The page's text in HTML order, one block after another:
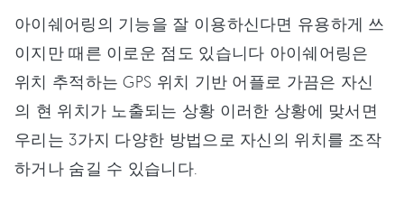
아이쉐어링의 기능을 잘 이용하신다면 유용하게 쓰
이지만 때른 이로운 점도 있습니다 아이쉐어링은
위치 추적하는 GPS 위치 기반 어플로 가끔은 자신
의 현 위치가 노출되는 상황 이러한 상황에 맞서면
우리는 3가지 다양한 방법으로 자신의 위치를 조작
하거나 숨길 수 있습니다.